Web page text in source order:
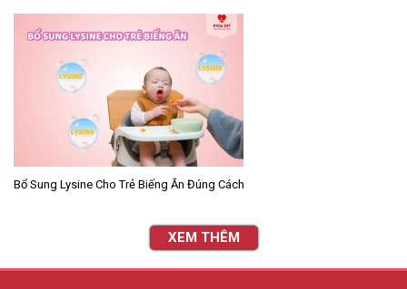
Bổ Sung Lysine Cho Trẻ Biếng Ăn Đúng Cách
XEM THÊM